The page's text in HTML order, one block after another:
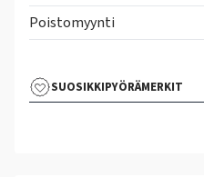
Poistomyynti
SUOSIKKIPYÖRÄMERKIT